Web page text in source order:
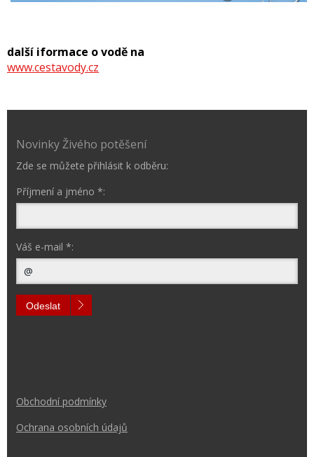
další iformace o vodě na
www.cestavody.cz
Novinky Živého potěšení
Zde se můžete přihlásit k odběru:
Příjmení a jméno *:
Váš e-mail *:
Odeslat
Obchodní podmínky
Ochrana osobních údajů